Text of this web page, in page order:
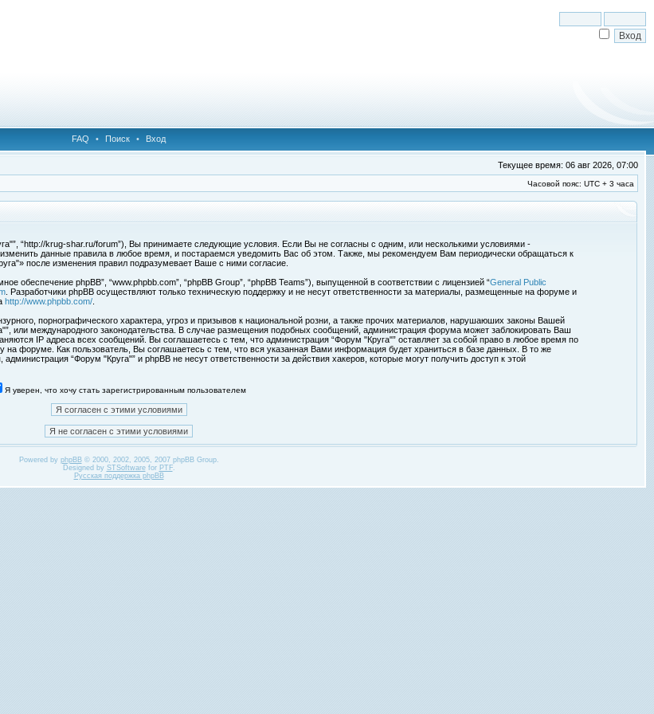
FAQ • Поиск • Вход
Текущее время: 06 авг 2026, 07:00
Часовой пояс: UTC + 3 часа
“http://krug-shar.ru/forum”), Вы принимаете следующие условия. Если Вы не согласны с одним, или несколькими условиями -
данные правила в любое время, и постараемся уведомить Вас об этом. Также, мы рекомендуем Вам периодически обращаться к
после изменения правил подразумевает Ваше с ними согласие.
phpBB”, “www.phpbb.com”, “phpBB Group”, “phpBB Teams”), выпущенной в соответствии с лицензией “General Public
. Разработчики phpBB осуществляют только техническую поддержку и не несут ответственности за материалы, размещенные на форуме и
http://www.phpbb.com/
порнографического характера, угроз и призывов к национальной розни, а также прочих материалов, нарушаюших законы Вашей
или международного законодательства. В случае размещения подобных сообщений, администрация форума может заблокировать Ваш
IP адреса всех сообщений. Вы соглашаетесь с тем, что администрация “Форум "Круга"” оставляет за собой право в любое время по
форуме. Как пользователь, Вы соглашаетесь с тем, что вся указанная Вами информация будет храниться в базе данных. В то же
“Форум "Круга"” и phpBB не несут ответственности за действия хакеров, которые могут получить доступ к этой
Я уверен, что хочу стать зарегистрированным пользователем
Powered by phpBB© 2000, 2002, 2005, 2007 phpBB Group.
Designed by STSoftwarefor PTF.
Русская поддержка phpBB